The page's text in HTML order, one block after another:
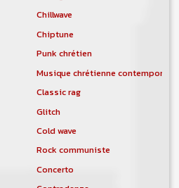
Chillwave
Chiptune
Punk chrétien
Musique chrétienne
Classic rag
Glitch
Cold wave
Rock communiste
Concerto